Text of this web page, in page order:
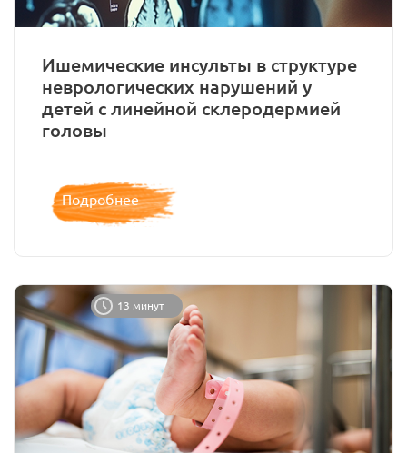
Ишемические инсульты в структуре
неврологических нарушений у
детей с линейной склеродермией
головы
Подробнее
13 минут